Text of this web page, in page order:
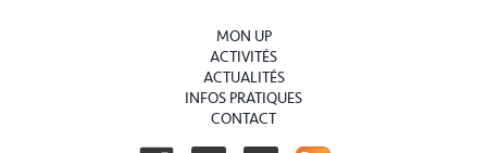
MON UP
ACTIVITÉS
ACTUALITÉS
INFOS PRATIQUES
CONTACT